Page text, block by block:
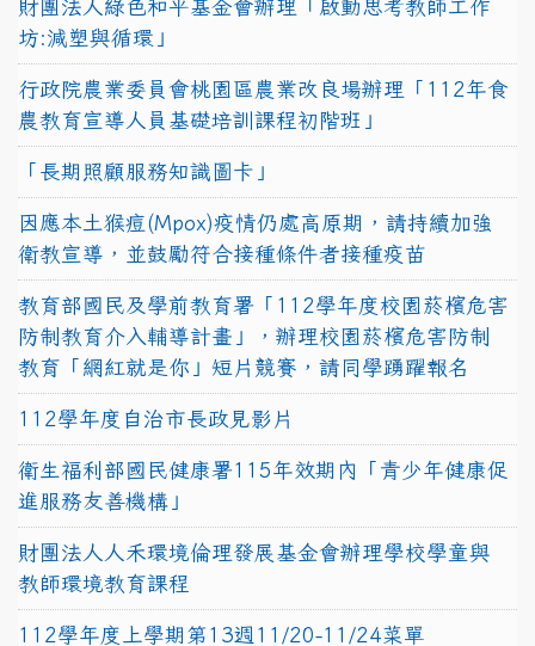
財團法人綠色和平基金會辦理「啟動思考教師工作
坊:減塑與循環」
行政院農業委員會桃園區農業改良場辦理「112年食
農教育宣導人員基礎培訓課程初階班」
「長期照顧服務知識圖卡」
因應本土猴痘(Mpox)疫情仍處高原期，請持續加強
衛教宣導，並鼓勵符合接種條件者接種疫苗
教育部國民及學前教育署「112學年度校園菸檳危害
防制教育介入輔導計畫」，辦理校園菸檳危害防制
教育「網紅就是你」短片競賽，請同學踴躍報名
112學年度自治市長政見影片
衛生福利部國民健康署115年效期內「青少年健康促
進服務友善機構」
財團法人人禾環境倫理發展基金會辦理學校學童與
教師環境教育課程
112學年度上學期第13週11/20-11/24菜單